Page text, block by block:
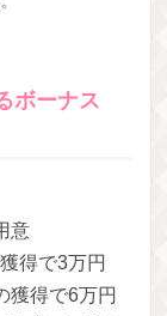
ボーナス
意
得で3万円
獲得で6万円